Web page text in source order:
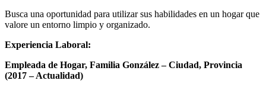
Busca una oportunidad para utilizar sus habilidades en un hogar que
valore un entorno limpio y organizado.
Experiencia Laboral:
Empleada de Hogar, Familia González – Ciudad, Provincia
(2017 – Actualidad)